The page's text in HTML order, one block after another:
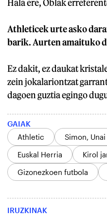
Hala ere, Oblak
Athleticek urte asko
barik. Aurten amaituko
Ez dakit, ez daukat
zein jokalariontzat
dagoen guztia egingo
GAIAK
Athletic
Simon, Unai
Euskal Herria
Kirol
Gizonezkoen futbola
IRUZKINAK